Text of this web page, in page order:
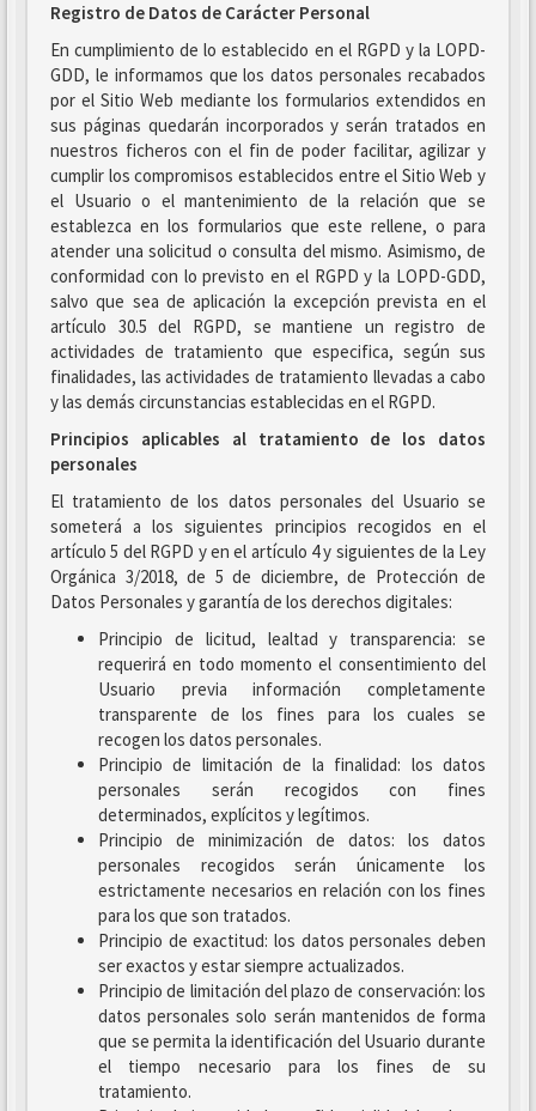
Registro de Datos de Carácter Personal
En cumplimiento de lo establecido en el RGPD y la LOPD-
GDD, le informamos que los datos personales recabados
por el Sitio Web mediante los formularios extendidos en
sus páginas quedarán incorporados y serán tratados en
nuestros ficheros con el fin de poder facilitar, agilizar y
cumplir los compromisos establecidos entre el Sitio Web y
el Usuario o el mantenimiento de la relación que se
establezca en los formularios que este rellene, o para
atender una solicitud o consulta del mismo. Asimismo, de
conformidad con lo previsto en el RGPD y la LOPD-GDD,
salvo que sea de aplicación la excepción prevista en el
artículo 30.5 del RGPD, se mantiene un registro de
actividades de tratamiento que especifica, según sus
finalidades, las actividades de tratamiento llevadas a cabo
y las demás circunstancias establecidas en el RGPD.
Principios aplicables al tratamiento de los datos
personales
El tratamiento de los datos personales del Usuario se
someterá a los siguientes principios recogidos en el
artículo 5 del RGPD y en el artículo 4 y siguientes de la Ley
Orgánica 3/2018, de 5 de diciembre, de Protección de
Datos Personales y garantía de los derechos digitales:
Principio de licitud, lealtad y transparencia: se
requerirá en todo momento el consentimiento del
Usuario previa información completamente
transparente de los fines para los cuales se
recogen los datos personales.
Principio de limitación de la finalidad: los datos
personales serán recogidos con fines
determinados, explícitos y legítimos.
Principio de minimización de datos: los datos
personales recogidos serán únicamente los
estrictamente necesarios en relación con los fines
para los que son tratados.
Principio de exactitud: los datos personales deben
ser exactos y estar siempre actualizados.
Principio de limitación del plazo de conservación: los
datos personales solo serán mantenidos de forma
que se permita la identificación del Usuario durante
el tiempo necesario para los fines de su
tratamiento.